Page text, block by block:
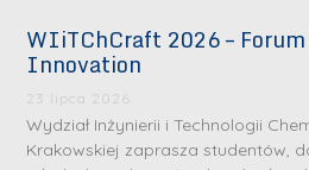
WIiTChCraft 2026 –
Innovation
23 lipca 2026
Wydział Inżynierii i Technologii
Krakowskiej zaprasza studentów,